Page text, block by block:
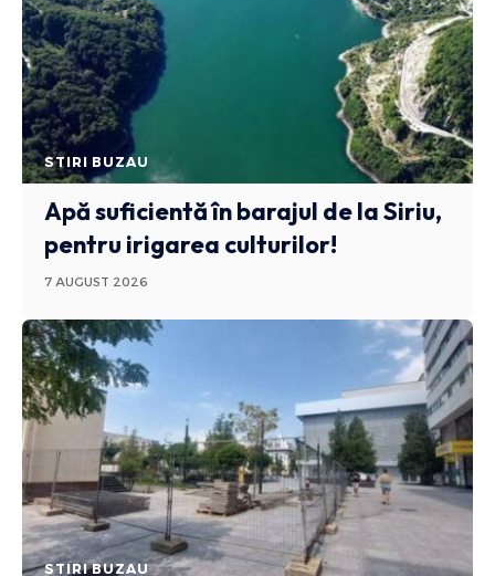
STIRI BUZAU
Apă suficientă în barajul de la Siriu,
pentru irigarea culturilor!
7 AUGUST 2026
STIRI BUZAU